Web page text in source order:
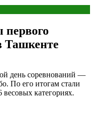
первого
Ташкенте
день соревнований —
По его итогам стали
категориях.